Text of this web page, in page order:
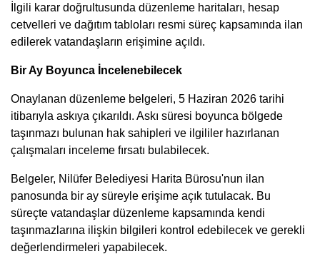
İlgili karar doğrultusunda düzenleme haritaları, hesap
cetvelleri ve dağıtım tabloları resmi süreç kapsamında ilan
edilerek vatandaşların erişimine açıldı.
Bir Ay Boyunca İncelenebilecek
Onaylanan düzenleme belgeleri, 5 Haziran 2026 tarihi
itibarıyla askıya çıkarıldı. Askı süresi boyunca bölgede
taşınmazı bulunan hak sahipleri ve ilgililer hazırlanan
çalışmaları inceleme fırsatı bulabilecek.
Belgeler, Nilüfer Belediyesi Harita Bürosu'nun ilan
panosunda bir ay süreyle erişime açık tutulacak. Bu
süreçte vatandaşlar düzenleme kapsamında kendi
taşınmazlarına ilişkin bilgileri kontrol edebilecek ve gerekli
değerlendirmeleri yapabilecek.